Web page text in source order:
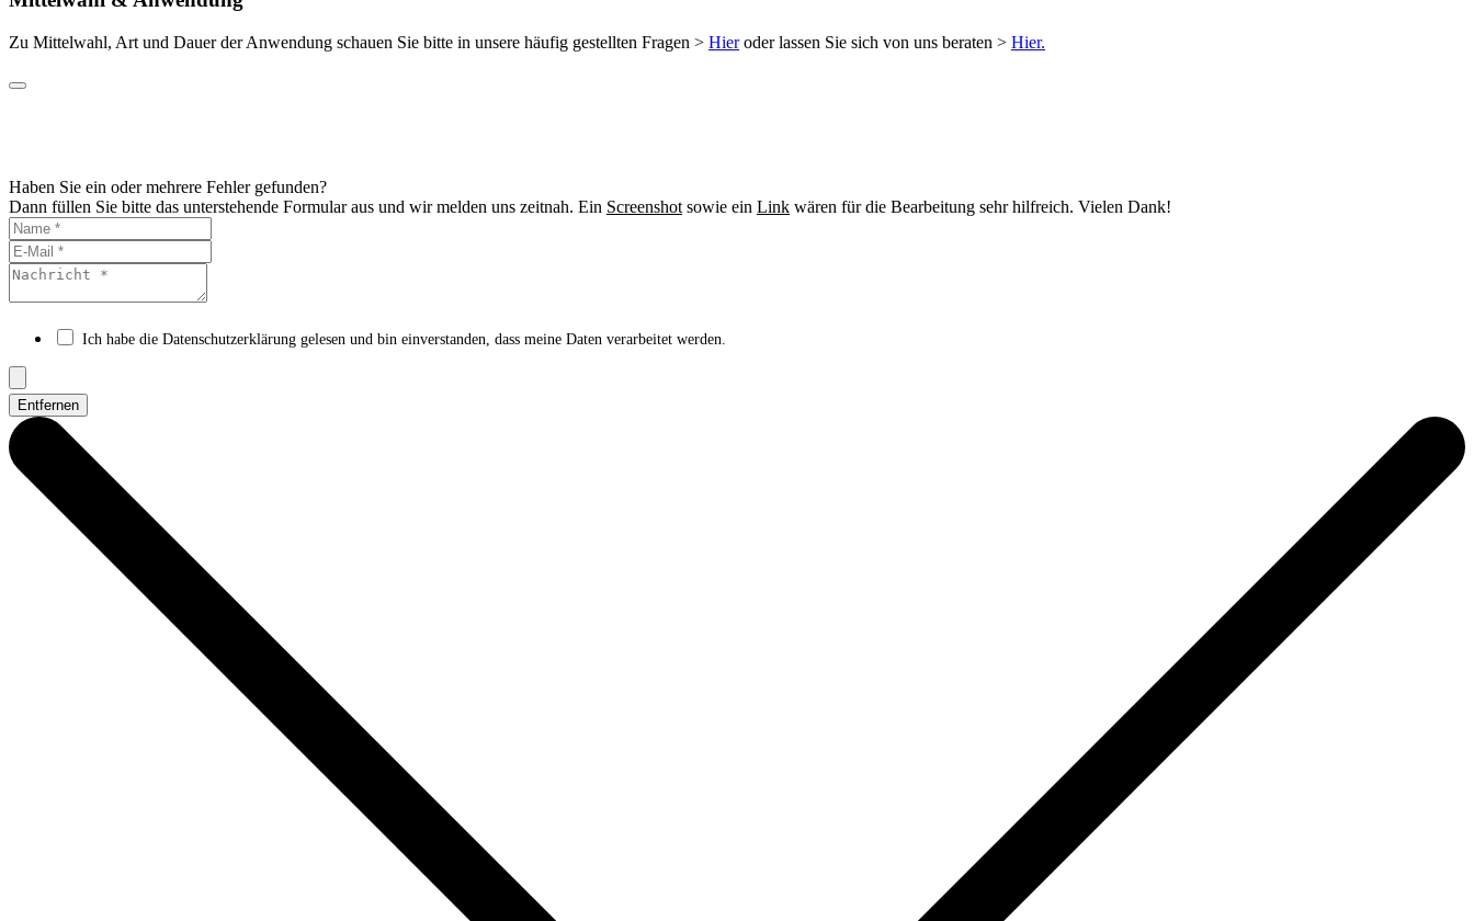
Zu Mittelwahl, Art und Dauer der Anwendung schauen Sie bitte in unsere häufig gestellten Fragen > Hieroder lassen Sie sich von uns beraten > Hier.
Haben Sie ein oder mehrere Fehler gefunden?
Dann füllen Sie bitte das unterstehende Formular aus und wir melden uns zeitnah. Ein Screenshot sowie ein Link wären für die Bearbeitung sehr hilfreich. Vielen Dank!
Ich habe die Datenschutzerklärung gelesen und bin einverstanden, dass meine Daten verarbeitet werden.
Entfernen